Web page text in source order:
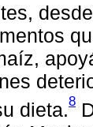
dieta.8